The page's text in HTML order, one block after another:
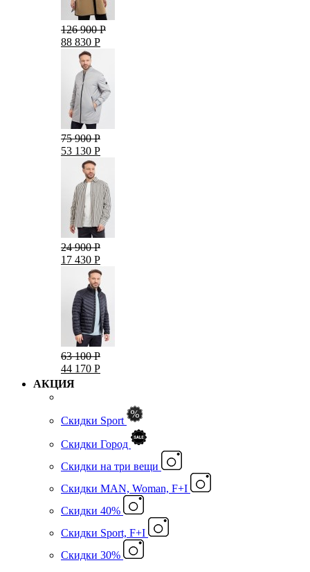
126 900 Р
88 830 Р
75 900 Р
53 130 Р
24 900 Р
17 430 Р
63 100 Р
44 170 Р
АКЦИЯ
Скидки Sport
Скидки Город
Cкидки на три вещи
Скидки MAN, Woman, F+I
Скидки 40%
Скидки Sport, F+I
Скидки 30%